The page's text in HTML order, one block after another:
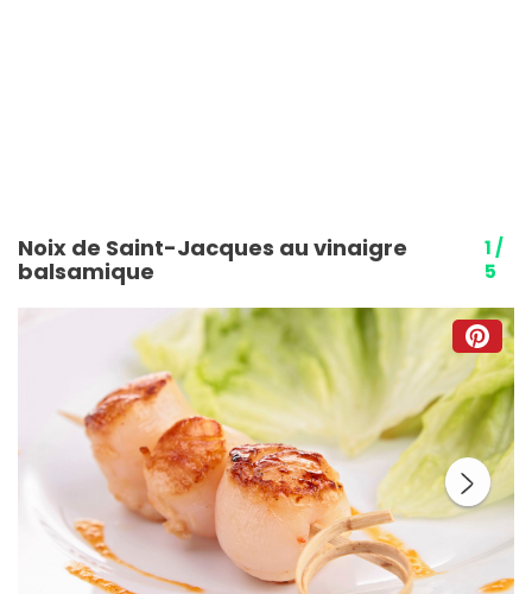
Noix de Saint-Jacques au vinaigre
balsamique
1 /
5